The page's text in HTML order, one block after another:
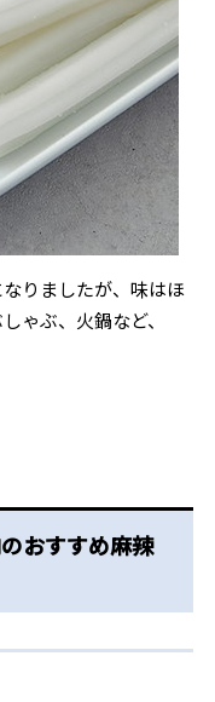
りましたが、味はほ
ゃぶ、火鍋など、
おすすめ麻辣